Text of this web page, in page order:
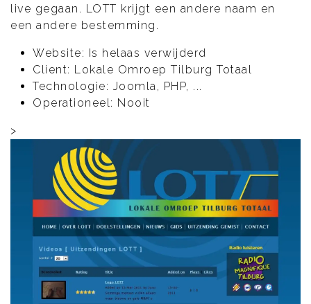
live gegaan. LOTT krijgt een andere naam en
een andere bestemming.
Website: Is helaas verwijderd
Client: Lokale Omroep Tilburg Totaal
Technologie: Joomla, PHP, ...
Operationeel: Nooit
>